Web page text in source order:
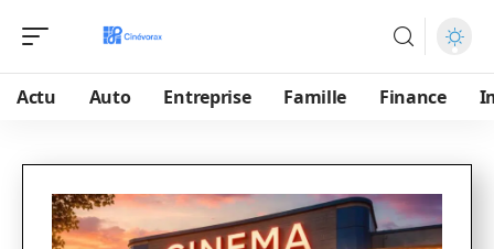
Actu Auto Entreprise Famille Finance